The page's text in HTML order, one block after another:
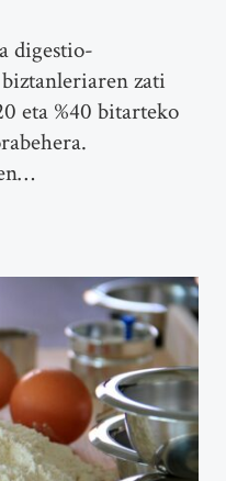
digestio-
zati
eta %40 bitarteko